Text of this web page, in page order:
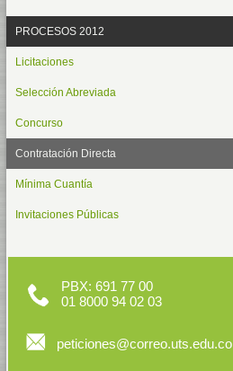
PROCESOS 2012
Licitaciones
Selección Abreviada
Concurso
Contratación Directa
Mínima Cuantía
Invitaciones Públicas
PBX: 691 77 00
01 8000 94 02 03
peticiones@correo.uts.edu.co